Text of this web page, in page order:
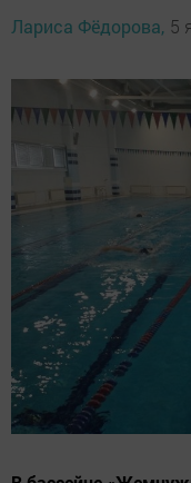
Лариса Фёдорова, 5